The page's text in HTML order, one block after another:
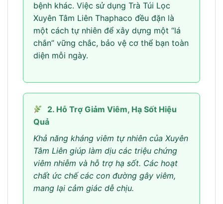
bệnh khác. Việc sử dụng Trà Túi Lọc
Xuyên Tâm Liên Thaphaco đều đặn là
một cách tự nhiên để xây dựng một “lá
chắn” vững chắc, bảo vệ cơ thể bạn toàn
diện mỗi ngày.
2. Hỗ Trợ Giảm Viêm, Hạ Sốt Hiệu
Quả
Khả năng kháng viêm tự nhiên của Xuyên
Tâm Liên giúp làm dịu các triệu chứng
viêm nhiễm và hỗ trợ hạ sốt. Các hoạt
chất ức chế các con đường gây viêm,
mang lại cảm giác dễ chịu.